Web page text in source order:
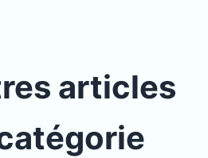
articles